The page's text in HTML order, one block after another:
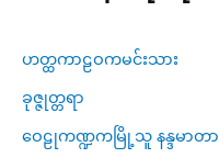
ဟတ္ထကာဠဝကမင်းသား
ခုဇ္ဇုတ္တရာ
ဝေဠုကဏ္ဍကမြို့သူ နန္ဒမာတာ